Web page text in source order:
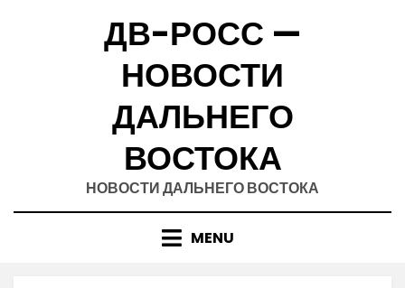
ДВ-РОСС —
НОВОСТИ
ДАЛЬНЕГО
ВОСТОКА
НОВОСТИ ДАЛЬНЕГО ВОСТОКА
MENU